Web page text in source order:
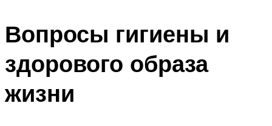
Вопросы гигиены и
здорового образа
жизни